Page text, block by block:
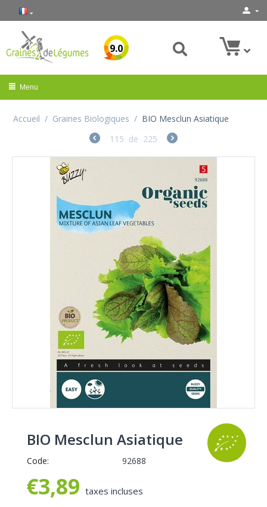
9.0
Menu
Accueil / Graines Biologiques / BIO Mesclun Asiatique
115 de 225
BIO Mesclun Asiatique
Code: 92688
€3,89 taxes incluses